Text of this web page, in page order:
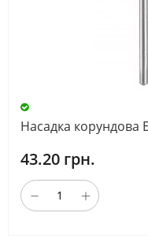
Насадка корундова
43.20 грн.